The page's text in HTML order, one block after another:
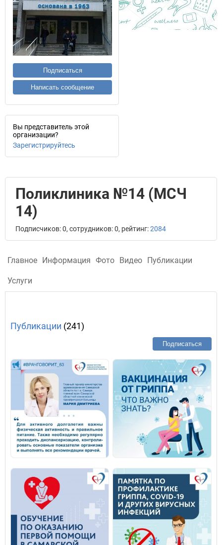
Подписаться
Написать сообщение
Вы представитель этой
организации?
Зарегистрируйтесь
Поликлиника №14 (МСЧ
14)
Подписчиков: 0, сотрудников: 0, рейтинг:2084
Главное Информация Фото Видео Публикации
Услуги
Публикации (241)
Подписаться